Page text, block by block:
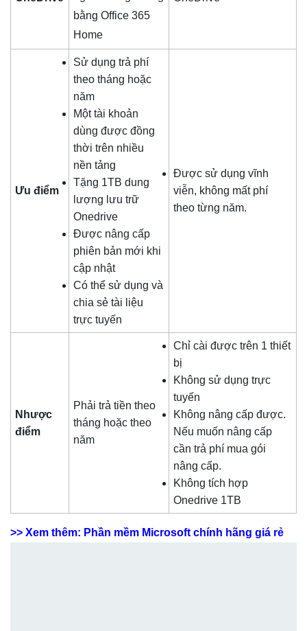
bằng Office 365
Home
Ưu điểm
Sử dụng trả phí
theo tháng hoặc
năm
Một tài khoản
dùng được đồng
thời trên nhiều
nền tảng
Tặng 1TB dung
lượng lưu trữ
Onedrive
Được nâng cấp
phiên bản mới khi
cập nhật
Có thể sử dụng và
chia sẻ tài liệu
trực tuyến
Được sử dụng vĩnh
viễn, không mất phí
theo từng năm.
Nhược
điểm
Phải trả tiền theo
tháng hoặc theo
năm
Chỉ cài được trên 1 thiết
bị
Không sử dụng trực
tuyến
Không nâng cấp được.
Nếu muốn nâng cấp
cần trả phí mua gói
nâng cấp.
Không tích hợp
Onedrive 1TB
>> Xem thêm: Phần mềm Microsoft chính hãng giá rẻ